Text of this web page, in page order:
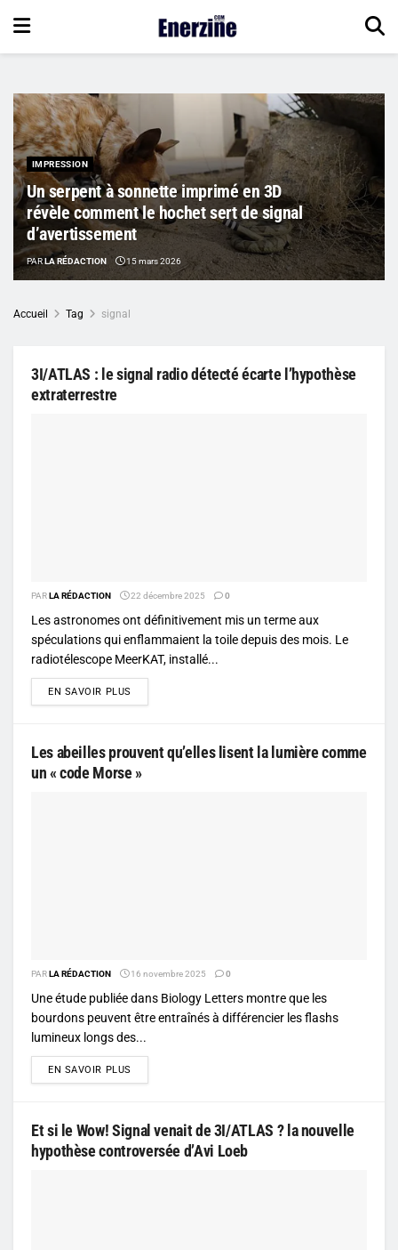
IMPRESSION
Un serpent à sonnette imprimé en 3D
révèle comment le hochet sert de signal
d’avertissement
PARLA RÉDACTION 15 mars 2026
Accueil Tag signal
3I/ATLAS : le signal radio détecté écarte l’hypothèse
extraterrestre
PARLA RÉDACTION 22 décembre 2025 0
Les astronomes ont définitivement mis un terme aux
spéculations qui enflammaient la toile depuis des mois. Le
radiotélescope MeerKAT, installé...
EN SAVOIR PLUS
Les abeilles prouvent qu’elles lisent la lumière comme
un « code Morse »
PARLA RÉDACTION 16 novembre 2025 0
Une étude publiée dans Biology Letters montre que les
bourdons peuvent être entraînés à différencier les flashs
lumineux longs des...
EN SAVOIR PLUS
Et si le Wow! Signal venait de 3I/ATLAS ? la nouvelle
hypothèse controversée d’Avi Loeb